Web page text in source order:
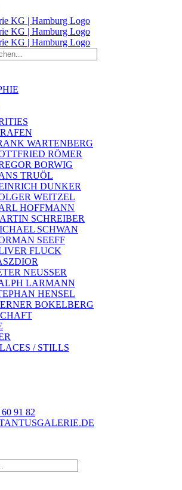
WARTENBERG
RÖMER
BORWIG
TRUÖL
DUNKER
WEITZEL
HOFFMANN
SCHREIBER
SCHWAN
SEEFF
FLUCK
NEUSSER
LARMANN
HENSEL
BOKELBERG
/ STILLS
91 82